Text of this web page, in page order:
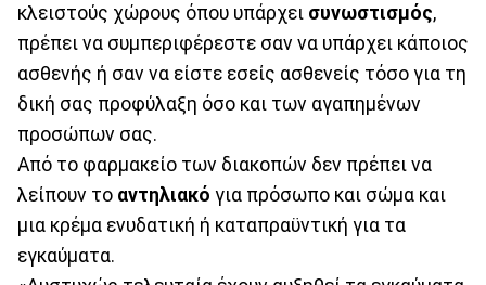
κλειστούς χώρους όπου υπάρχει συνωστισμός,
πρέπει να συμπεριφέρεστε σαν να υπάρχει κάποιος
ασθενής ή σαν να είστε εσείς ασθενείς τόσο για τη
δική σας προφύλαξη όσο και των αγαπημένων
προσώπων σας.
Από το φαρμακείο των διακοπών δεν πρέπει να
λείπουν το αντηλιακό για πρόσωπο και σώμα και
μια κρέμα ενυδατική ή καταπραϋντική για τα
εγκαύματα.